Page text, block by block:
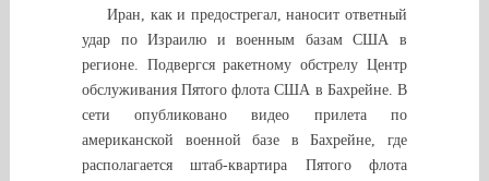
Иран, как и предострегал, наносит ответный
удар по Израилю и военным базам США в
регионе. Подвергся ракетному обстрелу Центр
обслуживания Пятого флота США в Бахрейне. В
сети опубликовано видео прилета по
американской военной базе в Бахрейне, где
располагается штаб-квартира Пятого флота